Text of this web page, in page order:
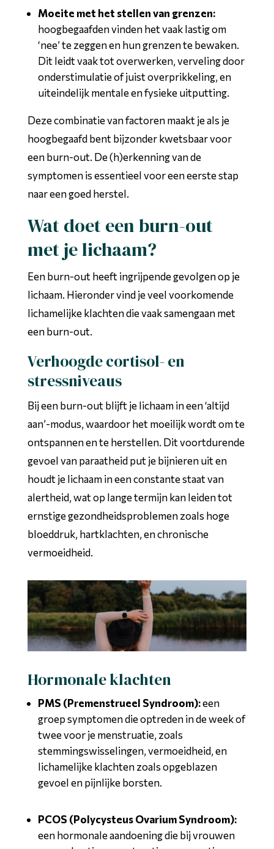
Moeite met het stellen van grenzen:
hoogbegaafden vinden het vaak lastig om
‘nee’ te zeggen en hun grenzen te bewaken.
Dit leidt vaak tot overwerken, verveling door
onderstimulatie of juist overprikkeling, en
uiteindelijk mentale en fysieke uitputting.
Deze combinatie van factoren maakt je als je
hoogbegaafd bent bijzonder kwetsbaar voor
een burn-out. De (h)erkenning van de
symptomen is essentieel voor een eerste stap
naar een goed herstel.
Wat doet een burn-out
met je lichaam?
Een burn-out heeft ingrijpende gevolgen op je
lichaam. Hieronder vind je veel voorkomende
lichamelijke klachten die vaak samengaan met
een burn-out.
Verhoogde cortisol- en
stressniveaus
Bij een burn-out blijft je lichaam in een ‘altijd
aan’-modus, waardoor het moeilijk wordt om te
ontspannen en te herstellen. Dit voortdurende
gevoel van paraatheid put je bijnieren uit en
houdt je lichaam in een constante staat van
alertheid, wat op lange termijn kan leiden tot
ernstige gezondheidsproblemen zoals hoge
bloeddruk, hartklachten, en chronische
vermoeidheid.
Hormonale klachten
PMS (Premenstrueel Syndroom):een
groep symptomen die optreden in de week of
twee voor je menstruatie, zoals
stemmingswisselingen, vermoeidheid, en
lichamelijke klachten zoals opgeblazen
gevoel en pijnlijke borsten.
PCOS (Polycysteus Ovarium Syndroom):
een hormonale aandoening die bij vrouwen